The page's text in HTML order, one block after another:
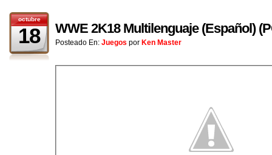
octubre
18 WWE 2K18 Multilenguaje (Español)
Posteado En: Juegos por Ken Master